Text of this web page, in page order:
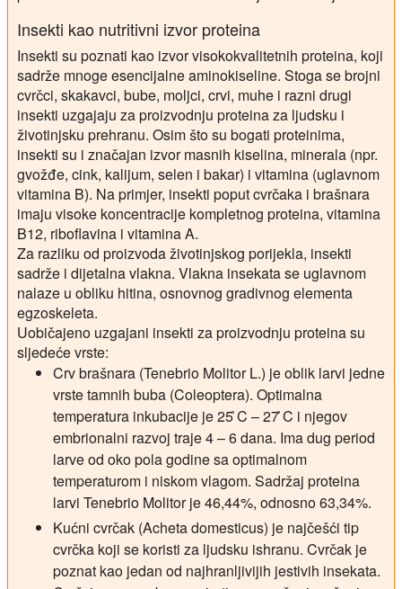
Insekti kao nutritivni izvor proteina
Insekti su poznati kao izvor visokokvalitetnih proteina, koji
sadrže mnoge esencijalne aminokiseline. Stoga se brojni
cvrčci, skakavci, bube, moljci, crvi, muhe i razni drugi
insekti uzgajaju za proizvodnju proteina za ljudsku i
životinjsku prehranu. Osim što su bogati proteinima,
insekti su i značajan izvor masnih kiselina, minerala (npr.
gvožđe, cink, kalijum, selen i bakar) i vitamina (uglavnom
vitamina B). Na primjer, insekti poput cvrčaka i brašnara
imaju visoke koncentracije kompletnog proteina, vitamina
B12, riboflavina i vitamina A.
Za razliku od proizvoda životinjskog porijekla, insekti
sadrže i dijetalna vlakna. Vlakna insekata se uglavnom
nalaze u obliku hitina, osnovnog gradivnog elementa
egzoskeleta.
Uobičajeno uzgajani insekti za proizvodnju proteina su
sljedeće vrste:
Crv brašnara (Tenebrio Molitor L.) je oblik larvi jedne
vrste tamnih buba (Coleoptera). Optimalna
temperatura inkubacije je 25 ̊C – 27 ̊C i njegov
embrionalni razvoj traje 4 – 6 dana. Ima dug period
larve od oko pola godine sa optimalnom
temperaturom i niskom vlagom. Sadržaj proteina
larvi Tenebrio Molitor je 46,44%, odnosno 63,34%.
Kućni cvrčak (Acheta domesticus) je najčešći tip
cvrčka koji se koristi za ljudsku ishranu. Cvrčak je
poznat kao jedan od najhranljivijih jestivih insekata.